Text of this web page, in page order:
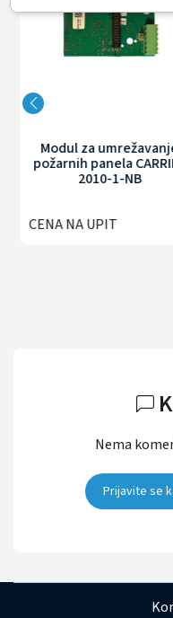
Modul za umrežavanje
požarnih panela
2010-1-NB
CENA NA UPIT
Nema
Prijavite se